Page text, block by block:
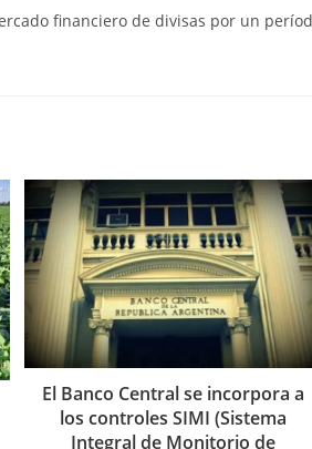
financiero de divisas por un
El Banco Central se incorpora a
los controles SIMI (Sistema
Integral de Monitorio de